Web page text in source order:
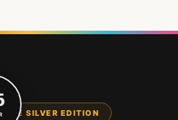
SILVER EDITION